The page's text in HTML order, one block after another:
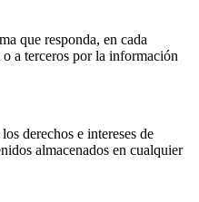
que responda, en cada
a terceros por la información
derechos e intereses de
almacenados en cualquier